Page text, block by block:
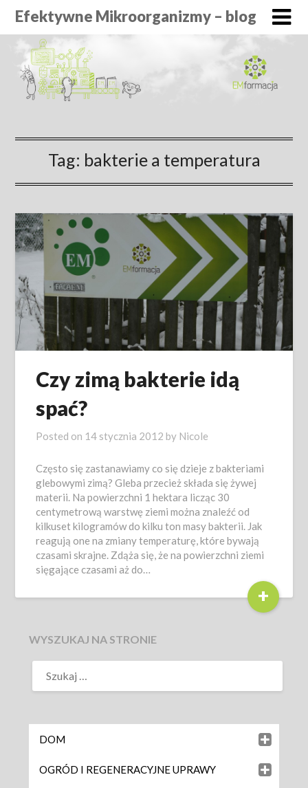
Efektywne Mikroorganizmy – blog
Tag: bakterie a temperatura
Czy zimą bakterie idą
spać?
Posted on 14 stycznia 2012 by Nicole
Często się zastanawiamy co się dzieje z bakteriami
glebowymi zimą? Gleba przecież składa się żywej
materii. Na powierzchni 1 hektara licząc 30
centymetrową warstwę ziemi można znaleźć od
kilkuset kilogramów do kilku ton masy bakterii. Jak
reagują one na zmiany temperaturę, które bywają
czasami skrajne. Zdąża się, że na powierzchni ziemi
sięgające czasami aż do…
+
WYSZUKAJ NA STRONIE
DOM
OGRÓD I REGENERACYJNE UPRAWY